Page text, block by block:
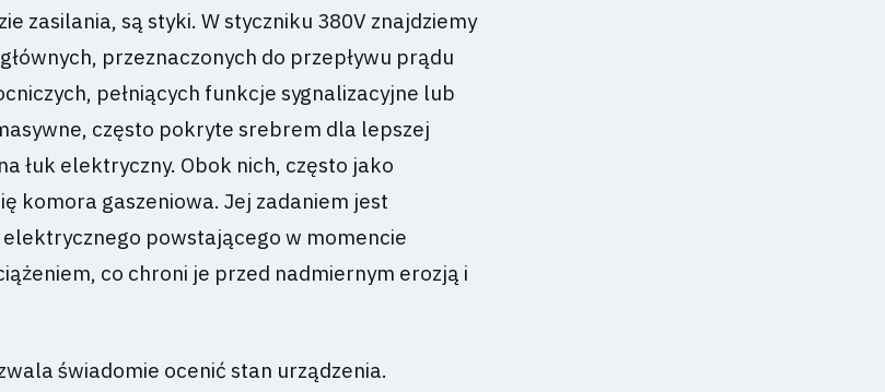
zasilania, są styki. W styczniku 380V znajdziemy
przeznaczonych do przepływu prądu
pełniących funkcje sygnalizacyjne lub
często pokryte srebrem dla lepszej
łuk elektryczny. Obok nich, często jako
komora gaszeniowa. Jej zadaniem jest
elektrycznego powstającego w momencie
co chroni je przed nadmiernym erozją i
świadomie ocenić stan urządzenia.